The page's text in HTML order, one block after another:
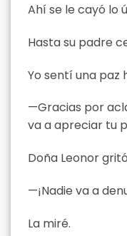
Ahí se le cayó lo
Hasta su padre
Yo sentí una paz
—Gracias por
va a apreciar tu
Doña Leonor
—¡Nadie va a
La miré.